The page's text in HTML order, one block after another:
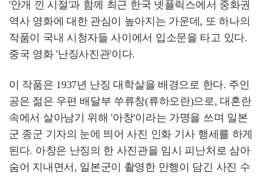
'안개 낀 시절'과 함께 최근 한국 넷플릭스에서 중화권
역사 영화에 대한 관심이 높아지는 가운데, 또 하나의
작품이 국내 시청자들 사이에서 입소문을 타고 있다.
중국 영화 '난징사진관'이다.
이 작품은 1937년 난징 대학살을 배경으로 한다. 주인
공은 젊은 우편 배달부 쑤류창(류하오란)으로, 대혼란
속에서 살아남기 위해 '아창'이라는 가명을 쓰며 일본
군 종군 기자의 눈에 띄어 사진 인화 기사 행세를 하게
된다. 아창은 난징의 한 사진관을 임시 피난처로 삼아
숨어 지내면서, 일본군이 촬영한 만행이 담긴 사진 수